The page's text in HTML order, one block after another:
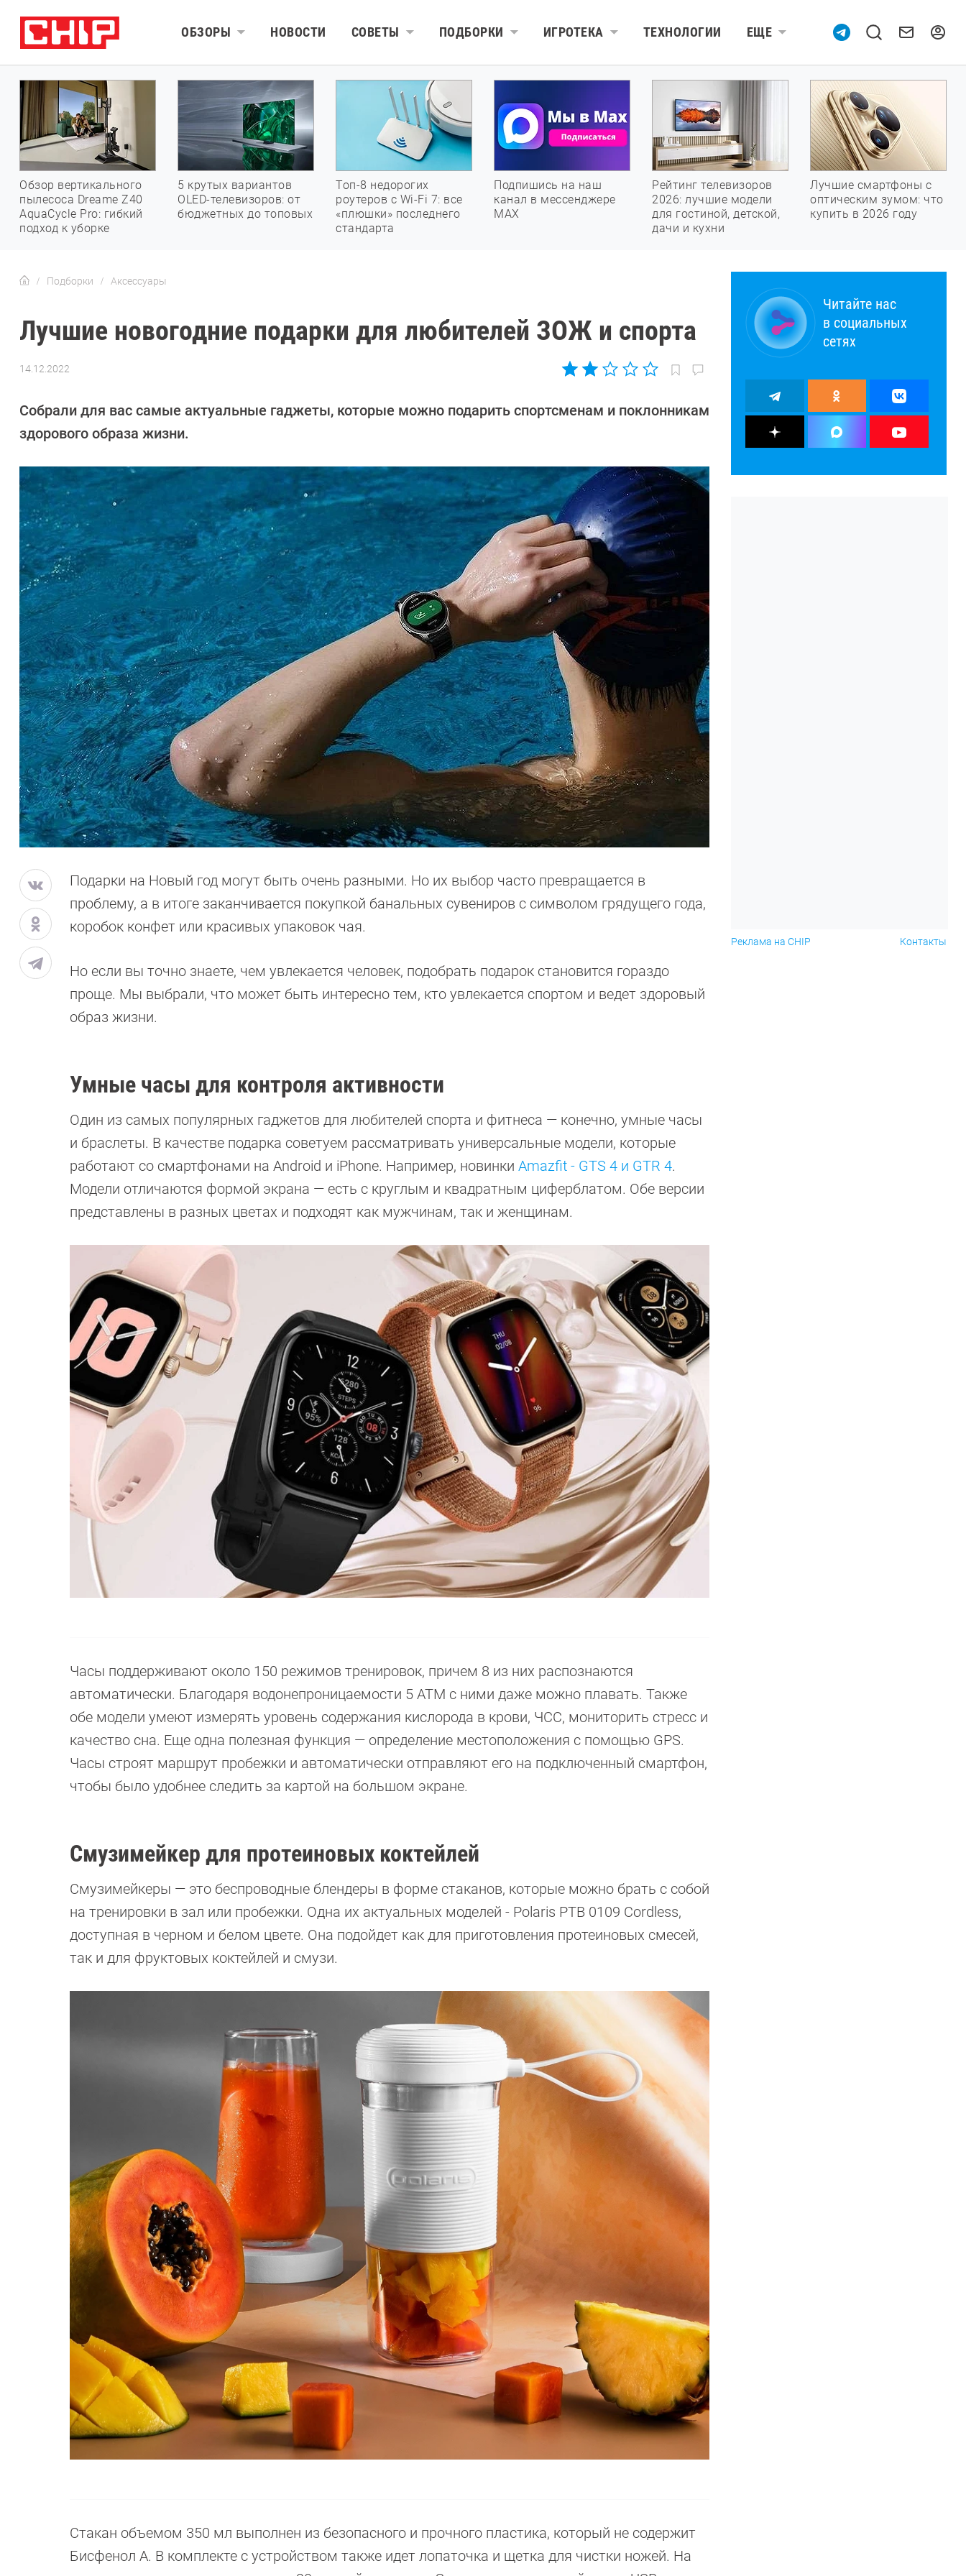
ОБЗОРЫ НОВОСТИ СОВЕТЫ ПОДБОРКИ ИГРОТЕКА ТЕХНОЛОГИИ ЕЩЕ
Обзор вертикального
пылесоса Dreame Z40
AquaCycle Pro: гибкий
подход к уборке
5 крутых вариантов
OLED-телевизоров: от
бюджетных до топовых
Топ-8 недорогих
роутеров с Wi-Fi 7: все
«плюшки» последнего
стандарта
Подпишись на наш
канал в мессенджере
МАХ
Рейтинг телевизоров
2026: лучшие модели
для гостиной, детской,
дачи и кухни
Лучшие смартфоны с
оптическим зумом: что
купить в 2026 году
Подборки Аксессуары
Лучшие новогодние подарки для любителей ЗОЖ и спорта
14.12.2022
Дмитриева
Собрали для вас самые актуальные гаджеты, которые можно подарить спортсменам и поклонникам
здорового образа жизни.
Подарки на Новый год могут быть очень разными. Но их выбор часто превращается в
проблему, а в итоге заканчивается покупкой банальных сувениров с символом грядущего года,
коробок конфет или красивых упаковок чая.
Но если вы точно знаете, чем увлекается человек, подобрать подарок становится гораздо
проще. Мы выбрали, что может быть интересно тем, кто увлекается спортом и ведет здоровый
образ жизни.
Умные часы для контроля активности
Один из самых популярных гаджетов для любителей спорта и фитнеса — конечно, умные часы
и браслеты. В качестве подарка советуем рассматривать универсальные модели, которые
работают со смартфонами на Android и iPhone. Например, новинки Amazfit - GTS 4 и GTR 4.
Модели отличаются формой экрана — есть с круглым и квадратным циферблатом. Обе версии
представлены в разных цветах и подходят как мужчинам, так и женщинам.
Часы поддерживают около 150 режимов тренировок, причем 8 из них распознаются
автоматически. Благодаря водонепроницаемости 5 ATM с ними даже можно плавать. Также
обе модели умеют измерять уровень содержания кислорода в крови, ЧСС, мониторить стресс и
качество сна. Еще одна полезная функция — определение местоположения с помощью GPS.
Часы строят маршрут пробежки и автоматически отправляют его на подключенный смартфон,
чтобы было удобнее следить за картой на большом экране.
Смузимейкер для протеиновых коктейлей
Смузимейкеры — это беспроводные блендеры в форме стаканов, которые можно брать с собой
на тренировки в зал или пробежки. Одна их актуальных моделей - Polaris PTB 0109 Cordless,
доступная в черном и белом цвете. Она подойдет как для приготовления протеиновых смесей,
так и для фруктовых коктейлей и смузи.
Стакан объемом 350 мл выполнен из безопасного и прочного пластика, который не содержит
Бисфенол А. В комплекте с устройством также идет лопаточка и щетка для чистки ножей. На
Читайте нас
в социальных
сетях
Реклама на CHIP Контакты